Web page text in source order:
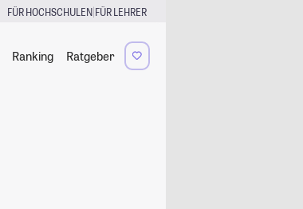
FÜR HOCHSCHULEN|FÜR LEHRER
Ranking Ratgeber